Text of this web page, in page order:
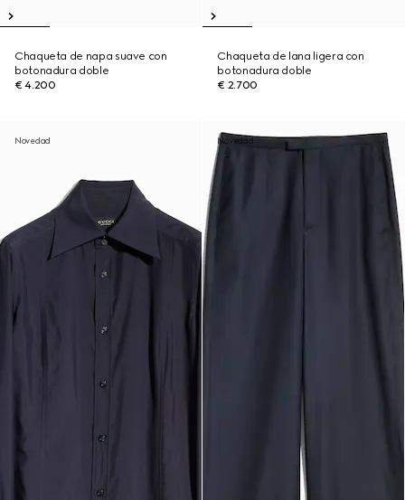
Chaqueta de napa suave con
botonadura doble
€ 4.200
Chaqueta de lana ligera con
botonadura doble
€ 2.700
Novedad Novedad